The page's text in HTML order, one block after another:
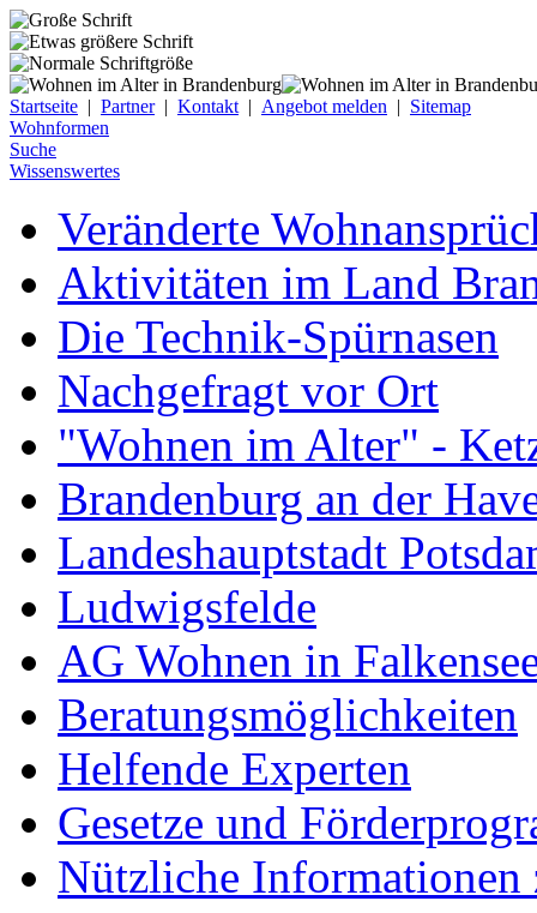
Startseite | Partner| Kontakt | Angebot melden | Sitemap
Wohnformen
Suche
Wissenswertes
Veränderte
Aktivitäten im Land
Die Technik-Spürnasen
Nachgefragt vor Ort
"Wohnen im Alter" -
Brandenburg an der
Landeshauptstadt
Ludwigsfelde
AG Wohnen in
Beratungsmöglichkeiten
Helfende Experten
Gesetze und
Nützliche Informationen